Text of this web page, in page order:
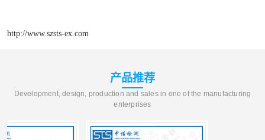
http://www.szsts-ex.com
产品推荐
Development, design, production and sales in one of the manufacturing
enterprises